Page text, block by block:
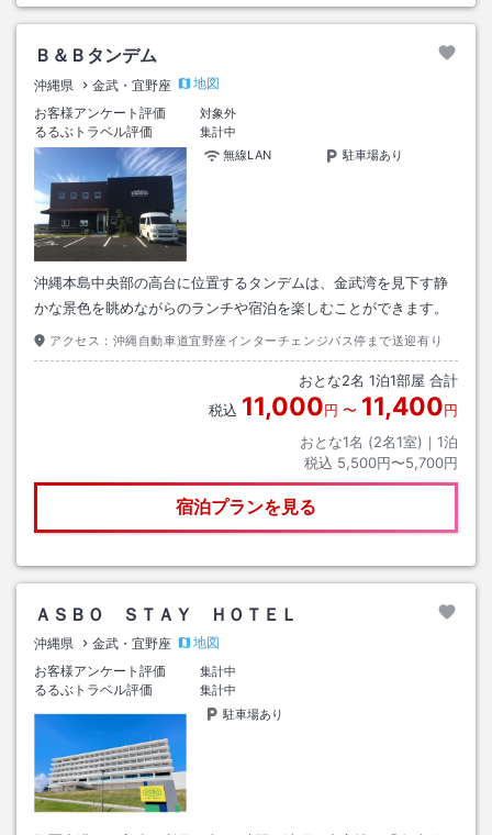
Ｂ＆Ｂタンデム
沖縄県 金武・宜野座
地図
お客様アンケート評価
対象外
るるぶトラベル評価
集計中
無線LAN
駐車場あり
沖縄本島中央部の高台に位置するタンデムは、金武湾を見下す静
かな景色を眺めながらのランチや宿泊を楽しむことができます。
アクセス： 沖縄自動車道宜野座インターチェンジバス停まで送迎有り
おとな2名 1泊1部屋 合計
税込 11,000円 〜 11,400円
おとな1名 (2名1室)｜ 1泊
税込 5,500円〜5,700円
宿泊プランを見る
ＡＳＢＯ ＳＴＡＹ ＨＯＴＥＬ
沖縄県 金武・宜野座
地図
お客様アンケート評価
集計中
るるぶトラベル評価
集計中
駐車場あり